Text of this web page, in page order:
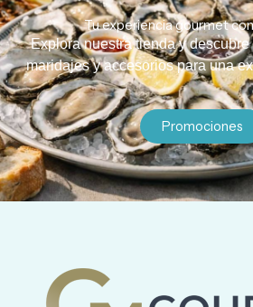
Tu experiencia gourmet
Explora nuestra tienda y
maridajes y accesorios para una
Promociones